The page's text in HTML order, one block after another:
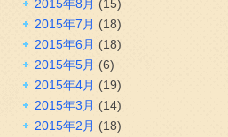
2015年8月 (15)
2015年7月 (18)
2015年6月 (18)
2015年5月 (6)
2015年4月 (19)
2015年3月 (14)
2015年2月 (18)